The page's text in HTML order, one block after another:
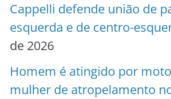
Cappelli defende união de
esquerda e de centro-
de 2026
Homem é atingido por
mulher de atropelamento